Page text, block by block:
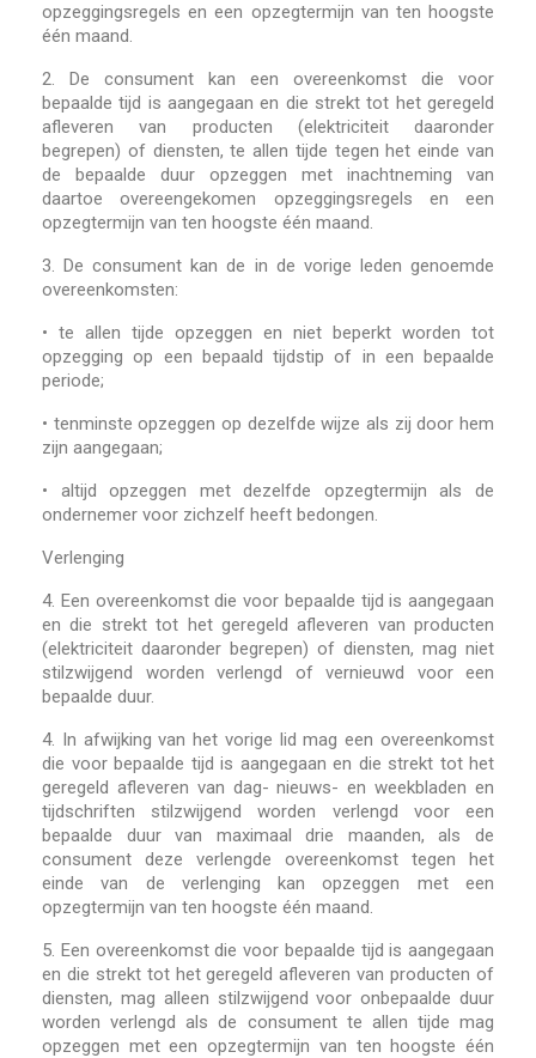
opzeggingsregels en een opzegtermijn van ten hoogste
één maand.
2.
De consument kan een overeenkomst die voor
bepaalde tijd is aangegaan en die strekt tot het geregeld
afleveren van producten (elektriciteit daaronder
begrepen) of diensten, te allen tijde tegen het einde van
de bepaalde duur opzeggen met inachtneming van
daartoe overeengekomen opzeggingsregels en een
opzegtermijn van ten hoogste één maand.
3. De consument kan de in de vorige leden genoemde
overeenkomsten:
• te allen tijde opzeggen en niet beperkt worden tot
opzegging op een bepaald tijdstip of in een bepaalde
periode;
• tenminste opzeggen op dezelfde wijze als zij door hem
zijn aangegaan;
•
altijd opzeggen met dezelfde opzegtermijn als de
ondernemer voor zichzelf heeft bedongen.
Verlenging
4. Een overeenkomst die voor bepaalde tijd is aangegaan
en die strekt tot het geregeld afleveren van producten
(elektriciteit daaronder begrepen) of diensten, mag niet
stilzwijgend worden verlengd of vernieuwd voor een
bepaalde duur.
4. In afwijking van het vorige lid mag een overeenkomst
die voor bepaalde tijd is aangegaan en die strekt tot het
geregeld afleveren van dag- nieuws- en weekbladen en
tijdschriften stilzwijgend worden verlengd voor een
bepaalde duur van maximaal drie maanden, als de
consument deze verlengde overeenkomst tegen het
einde van de verlenging kan opzeggen met een
opzegtermijn van ten hoogste één maand.
5. Een overeenkomst die voor bepaalde tijd is aangegaan
en die strekt tot het geregeld afleveren van producten of
diensten, mag alleen stilzwijgend voor onbepaalde duur
worden verlengd als de consument te allen tijde mag
opzeggen met een opzegtermijn van ten hoogste één